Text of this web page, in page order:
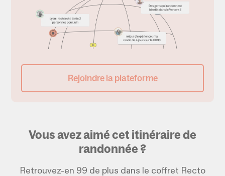
Rejoindre la plateforme
Vous avez aimé cet itinéraire de
randonnée ?
Retrouvez-en 99 de plus dans le coffret Recto